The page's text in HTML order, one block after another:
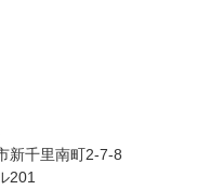
新千里南町2-7-8
201